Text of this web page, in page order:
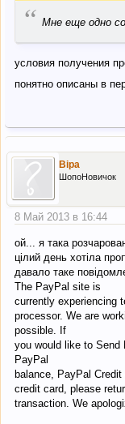
“ Мне еще одно
условия получения
понятно описаны в
Віра
ШопоНовичок
8 Май 2013 в 16:44
ой... я така
цілий день хотіла
давало таке
The PayPal site is
currently experiencing
processor. We are
possible. If
you would like to Send
PayPal
balance, PayPal
credit card, please
transaction. We